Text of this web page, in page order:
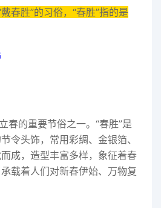
春胜”的习俗，“春胜”指的是
春的重要节俗之一。“春胜”是
令头饰，常用彩绸、金银箔、
成，造型丰富多样，象征着春
载着人们对新春伊始、万物复